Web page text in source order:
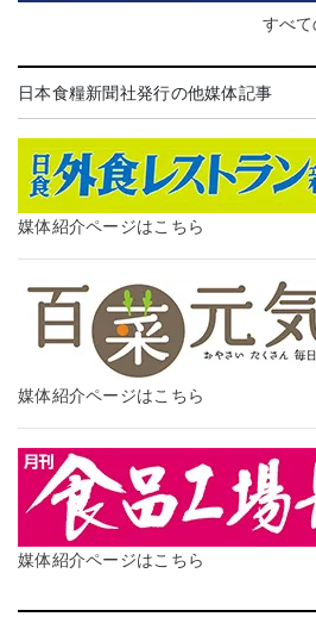
すべ
日本食糧新聞社発行の他媒体記事
媒体紹介ページはこちら
媒体紹介ページはこちら
媒体紹介ページはこちら